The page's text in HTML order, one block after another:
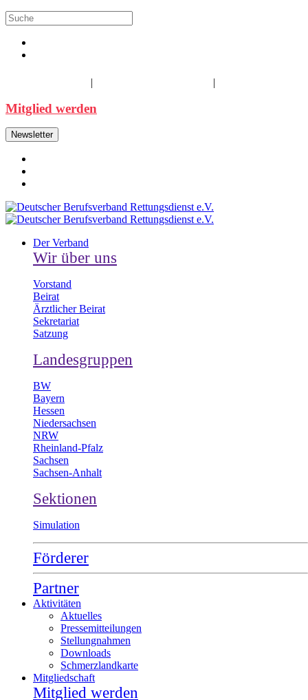
| |
Mitglied werden
Newsletter
Der Verband
Wir über uns
Vorstand
Beirat
Ärztlicher Beirat
Sekretariat
Satzung
Landesgruppen
BW
Bayern
Hessen
Niedersachsen
NRW
Rheinland-Pfalz
Sachsen
Sachsen-Anhalt
Sektionen
Simulation
Förderer
Partner
Aktivitäten
Aktuelles
Pressemitteilungen
Stellungnahmen
Downloads
Schmerzlandkarte
Mitgliedschaft
Mitglied werden